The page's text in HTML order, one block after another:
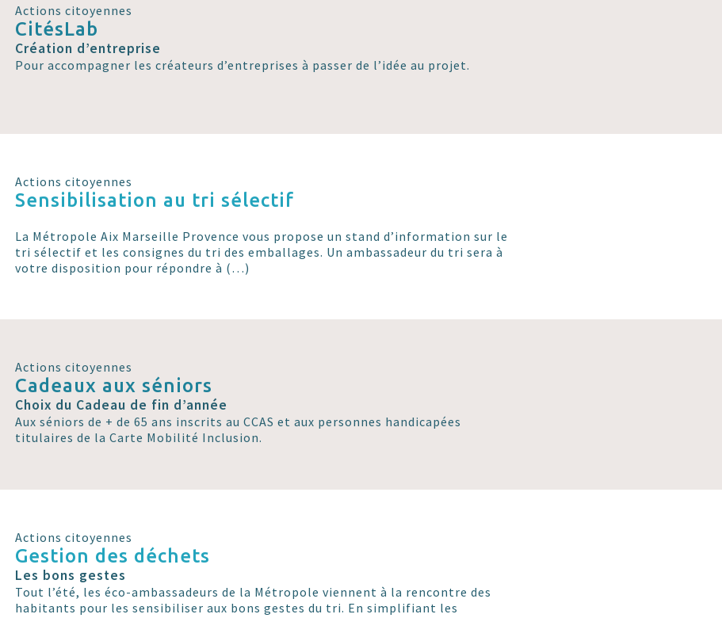
Actions citoyennes
CitésLab
Création d’entreprise
Pour accompagner les créateurs d’entreprises à passer de l’idée au projet.
Actions citoyennes
Sensibilisation au tri sélectif
La Métropole Aix Marseille Provence vous propose un stand d’information sur le
tri sélectif et les consignes du tri des emballages. Un ambassadeur du tri sera à
votre disposition pour répondre à (…)
Actions citoyennes
Cadeaux aux séniors
Choix du Cadeau de fin d’année
Aux séniors de + de 65 ans inscrits au CCAS et aux personnes handicapées
titulaires de la Carte Mobilité Inclusion.
Actions citoyennes
Gestion des déchets
Les bons gestes
Tout l’été, les éco-ambassadeurs de la Métropole viennent à la rencontre des
habitants pour les sensibiliser aux bons gestes du tri. En simplifiant les